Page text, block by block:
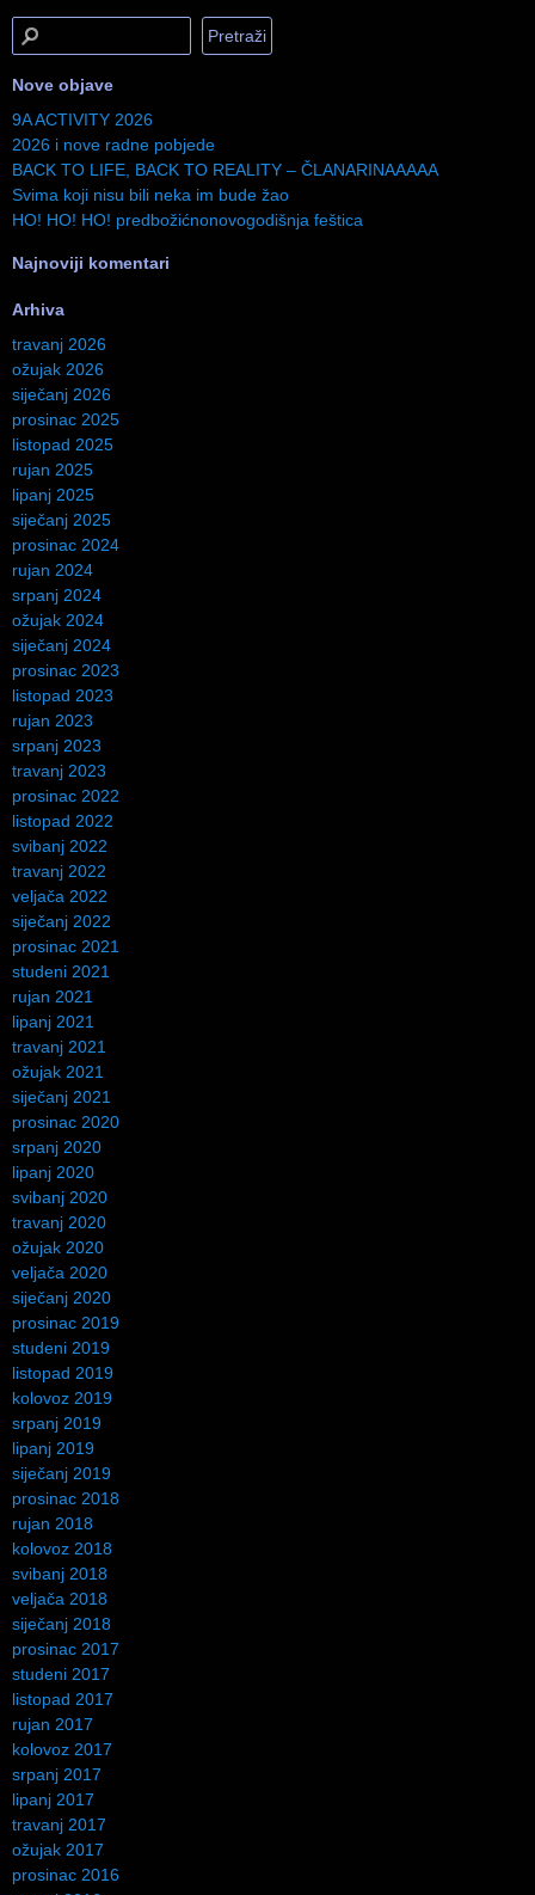
Nove objave
9A ACTIVITY 2026
2026 i nove radne pobjede
BACK TO LIFE, BACK TO REALITY – ČLANARINAAAAA
Svima koji nisu bili neka im bude žao
HO! HO! HO! predbožićnonovogodišnja feštica
Najnoviji komentari
Arhiva
travanj 2026
ožujak 2026
siječanj 2026
prosinac 2025
listopad 2025
rujan 2025
lipanj 2025
siječanj 2025
prosinac 2024
rujan 2024
srpanj 2024
ožujak 2024
siječanj 2024
prosinac 2023
listopad 2023
rujan 2023
srpanj 2023
travanj 2023
prosinac 2022
listopad 2022
svibanj 2022
travanj 2022
veljača 2022
siječanj 2022
prosinac 2021
studeni 2021
rujan 2021
lipanj 2021
travanj 2021
ožujak 2021
siječanj 2021
prosinac 2020
srpanj 2020
lipanj 2020
svibanj 2020
travanj 2020
ožujak 2020
veljača 2020
siječanj 2020
prosinac 2019
studeni 2019
listopad 2019
kolovoz 2019
srpanj 2019
lipanj 2019
siječanj 2019
prosinac 2018
rujan 2018
kolovoz 2018
svibanj 2018
veljača 2018
siječanj 2018
prosinac 2017
studeni 2017
listopad 2017
rujan 2017
kolovoz 2017
srpanj 2017
lipanj 2017
travanj 2017
ožujak 2017
prosinac 2016